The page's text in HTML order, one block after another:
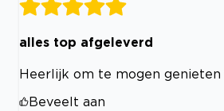
alles top afgeleverd
Heerlijk om te mogen
Beveelt aan